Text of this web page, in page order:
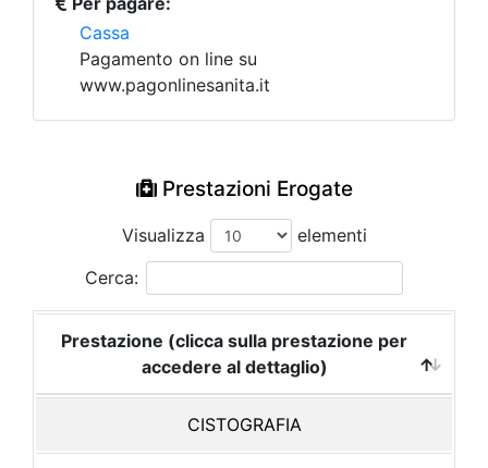
Cassa
Pagamento on line su
www.pagonlinesanita.it
Prestazioni Erogate
Visualizza
elementi
Cerca:
Prestazione (clicca sulla prestazione per
accedere al dettaglio)
CISTOGRAFIA